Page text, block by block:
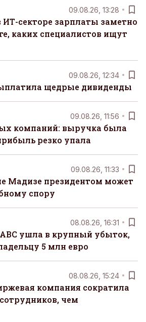
09.08.26, 13:28
секторе зарплаты заметно
каких специалистов ищут
09.08.26, 12:34
щедрые дивиденды
09.08.26, 11:56
компаний: выручка была
резко упала
09.08.26, 11:33
Мадизе президентом может
спору
08.08.26, 16:31
ушла в крупный убыток,
5 млн евро
08.08.26, 15:24
компания сократила
чем